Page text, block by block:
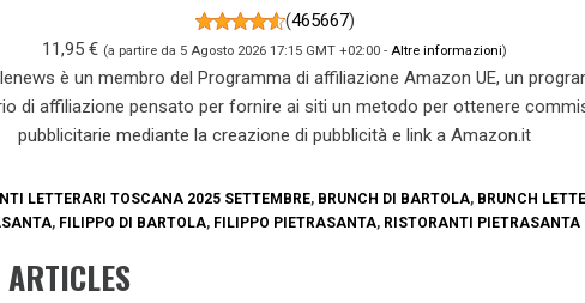
(465667)
11,95 € (a partire da 5 Agosto 2026 17:15 GMT +02:00 -Altre informazioni)
è un membro del Programma di affiliazione Amazon UE, un
di affiliazione pensato per fornire ai siti un metodo per ottenere
pubblicitarie mediante la creazione di pubblicità e link a Amazon.it
LETTERARI TOSCANA 2025 SETTEMBRE, BRUNCH DI BARTOLA, BRUNCH
, FILIPPO DI BARTOLA, FILIPPO PIETRASANTA, RISTORANTI PIETRASANTA